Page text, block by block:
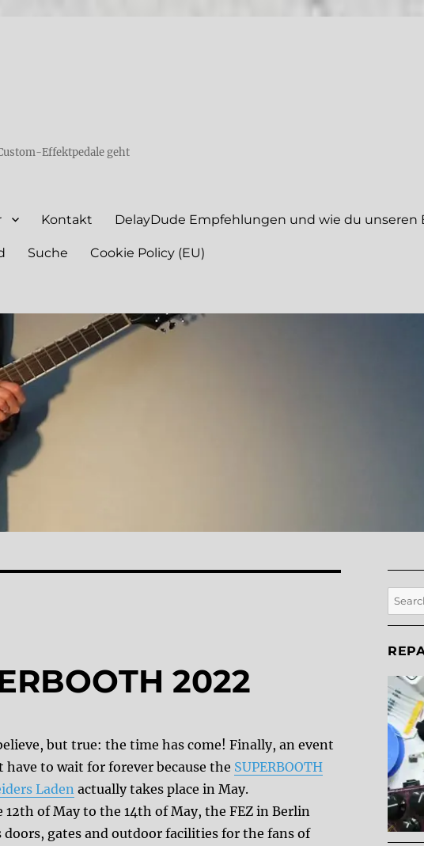
Effektpedale geht
Kontakt DelayDude Empfehlungen und wie du
Suche Cookie Policy (EU)
2022
but true: the time has come! Finally, an event
have to wait for forever because the SUPERBOOTH
Ladenactually takes place in May.
12th of May to the 14th of May, the FEZ in Berlin
doors, gates and outdoor facilities for the fans of
Search
for: